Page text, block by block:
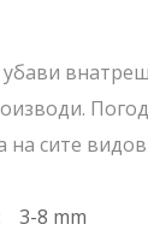
на сите
3-8 mm